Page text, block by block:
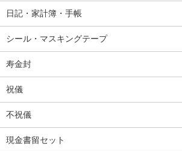
日記・家計簿・手帳
シール・マスキングテープ
寿金封
祝儀
不祝儀
現金書留セット